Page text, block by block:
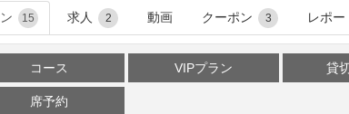
15 求人 2 動画 クーポン 3 レポー
コース VIPプラン 貸
席予約